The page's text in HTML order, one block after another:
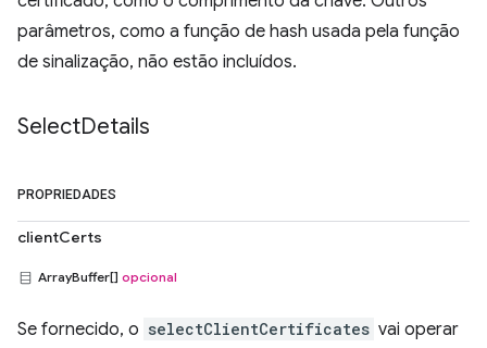
parâmetros, como a função de hash usada pela função
de sinalização, não estão incluídos.
SelectDetails
PROPRIEDADES
clientCerts
ArrayBuffer[] opcional
Se fornecido, o selectClientCertificates vai operar